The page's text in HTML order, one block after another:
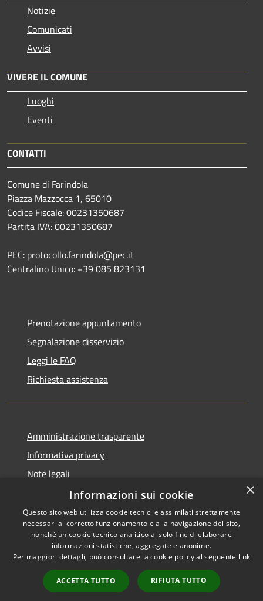
Notizie
Comunicati
Avvisi
VIVERE IL COMUNE
Luoghi
Eventi
CONTATTI
Comune di Farindola
Piazza Mazzocca 1, 65010
Codice Fiscale: 00231350687
Partita IVA: 00231350687
PEC: protocollo.farindola@pec.it
Centralino Unico: +39 085 823131
Prenotazione appuntamento
Segnalazione disservizio
Leggi le FAQ
Richiesta assistenza
Amministrazione trasparente
Informativa privacy
Note legali
Dichiarazione di accessibilità
RSS
Copyright © 2026 • Comune di
Municipium•
Accesso
redazione
×
Informazioni sui cookie
Questo sito web utilizza cookie tecnici e assimilati strettamente
necessari al corretto funzionamento e alla navigazione del sito,
nonché un cookie tecnico analitico al solo fine di elaborare
informazioni statistiche, aggregate e anonime.
Per maggiori dettagli, può consultare la cookie policy al seguente link
ACCETTA TUTTO RIFIUTA TUTTO